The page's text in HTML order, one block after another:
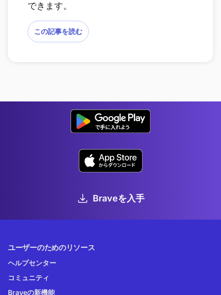
できます。
この記事を読む
Braveを入手
ユーザーのためのリソース
ヘルプセンター
コミュニティ
Braveの新機能